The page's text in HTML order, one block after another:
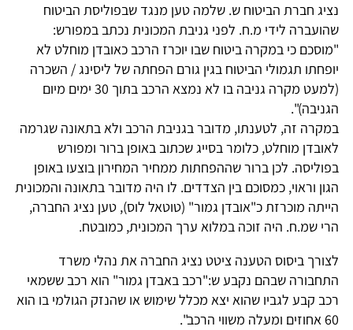
נציג חברת הביטוח ש. שלמה טען מנגד שבפוליסת הביטוח
שהועברה לידי מ.ח. לפני גניבת המכונית נכתב במפורש:
"מוסכם כי במקרה ביטוח שבו יוכרז הרכב כאובדן מוחלט לא
יופחתו תגמולי הביטוח בגין גורם הפחתה של ליסינג / השכרה
(למעט מקרה גניבה בו לא נמצא הרכב בתוך 30 ימים מיום
הגניבה)".
במקרה זה, לטענתו, מדובר בגניבת הרכב ולא בתאונה שגרמה
לאובדן מוחלט, כלומר בסייג שכתוב באופן ברור ומפורש
בפוליסה. לכן ברור שההפחתות ממחיר המחירון בוצעו באופן
הגון וראוי, כמסוכם בין הצדדים. לו היה מדובר בתאונה והמכונית
הייתה מוכרזת כ"אובדן גמור" (טוטאל לוס), טען נציג החברה,
הרי שמ.ח. היה זוכה במלוא ערך המכונית, כמובטח.
לצורך ביסוס הטענה ציטט נציג החברה את נהלי משרד
התחבורה שבהם נקבע ש:"רכב באבדן גמור" הוא רכב ששמאי
רכב קבע לגביו שהוא יצא מכלל שימוש או שהנזק הגולמי בו הוא
60 אחוזים ומעלה משווי הרכב".